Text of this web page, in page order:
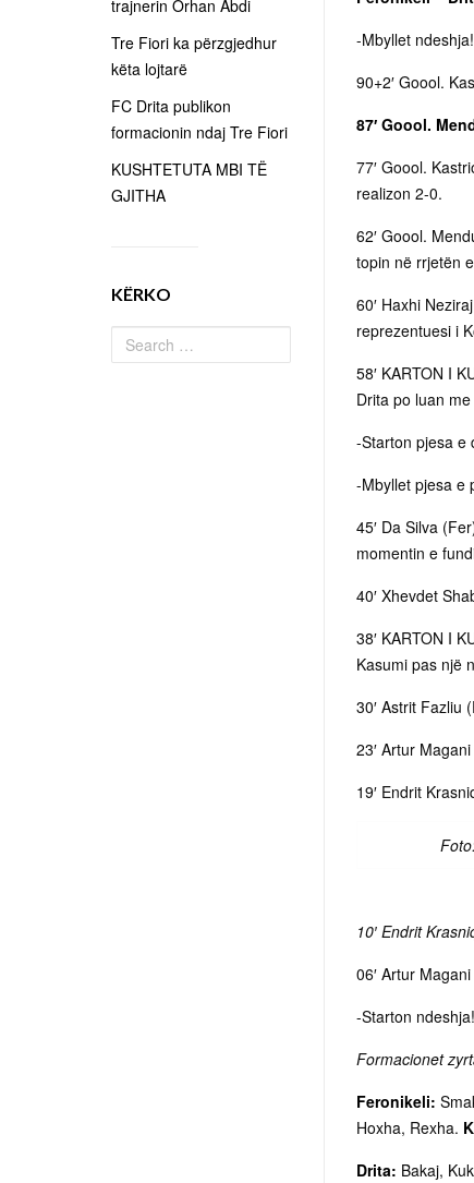
-Mbyllet ndeshja!
90+2′ Goool.
87′ Goool.
77′ Goool.
realizon 2-0.
62′ Goool.
topin në rrjetën
60′ Haxhi
reprezentuesi i
58′ KARTON I
Drita po luan
-Starton pjesa e
-Mbyllet pjesa e
45′ Da Silva
momentin e
40′ Xhevdet
38′ KARTON I
Kasumi pas një
30′ Astrit Fazliu
23′ Artur
19′ Endrit
10′ Endrit
06′ Artur
-Starton ndeshja!
Formacionet
Feronikeli:
Hoxha, Rexha.
Drita: Bakaj,
trajnerin Orhan Abdi
Tre Fiori ka përzgjedhur
këta lojtarë
FC Drita publikon
formacionin ndaj Tre Fiori
KUSHTETUTA MBI TË
GJITHA
KËRKO